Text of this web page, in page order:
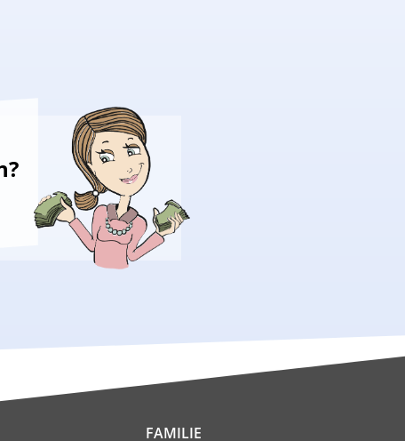
FAMILIE